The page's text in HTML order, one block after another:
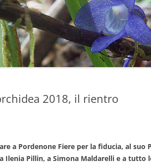
2018, il rientro
a Pordenone Fiere per la fiducia, al suo
Ilenia Pillin, a Simona Maldarelli e a